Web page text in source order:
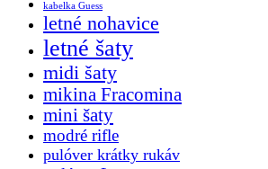
kabelka Guess
letné nohavice
letné šaty
midi šaty
mikina Fracomina
mini šaty
modré rifle
pulóver krátky rukáv